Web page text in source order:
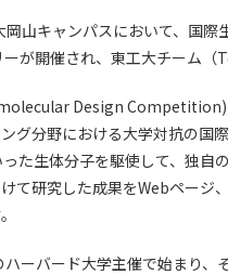
山キャンパスにおいて、国際
ーが開催され、東工大チーム
Design Competition)
グ分野における大学対抗の国
た生体分子を駆使して、独
て研究した成果をWebページ
ーバード大学主催で始まり